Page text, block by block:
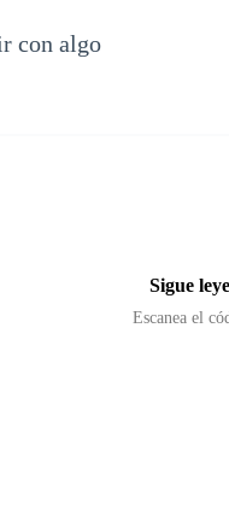
con algo
Sigue
Escanea el